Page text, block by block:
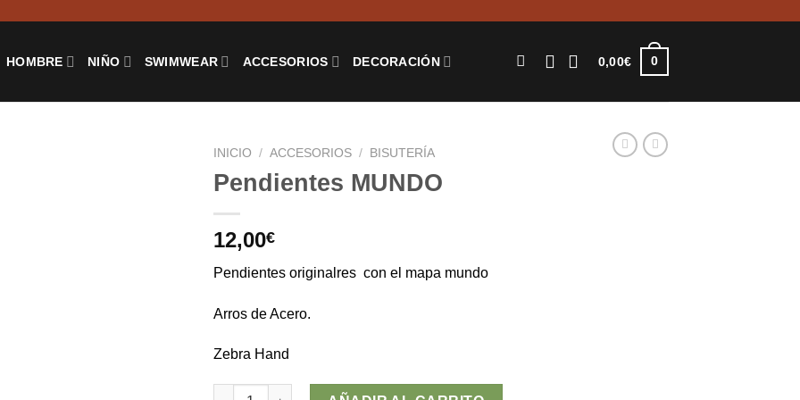
HOMBRE NIÑO SWIMWEAR ACCESORIOS DECORACIÓN 0,00€ 0
INICIO / ACCESORIOS / BISUTERÍA
Pendientes MUNDO
12,00€
Pendientes originalres con el mapa mundo
Arros de Acero.
Zebra Hand
Pendientes MUNDO cantidad